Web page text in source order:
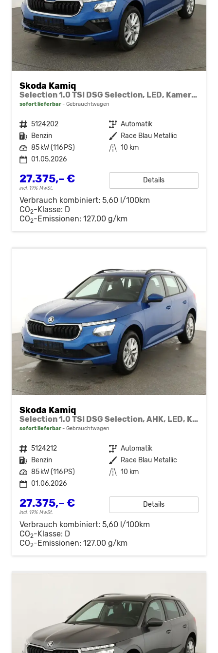
Skoda Kamiq
Selection 1.0 TSI DSG Selection, LED, Kamera, ACC, Side, Winter
sofort lieferbar Gebrauchtwagen
Fahrzeugnr. 5124202 Getriebe Automatik
Kraftstoff Benzin Außenfarbe Race Blau Metallic
Leistung 85 kW (116 PS) Kilometerstand 10 km
01.05.2026
27.375,– €
incl. 19% MwSt.
Details
Verbrauch kombiniert: 5,60 l/100km
CO2-Klasse: D
CO2-Emissionen: 127,00 g/km
Skoda Kamiq
Selection 1.0 TSI DSG Selection, AHK, LED, Kamera, Winter, 16-Zoll, 4 J.-Garantie
sofort lieferbar Gebrauchtwagen
Fahrzeugnr. 5124212 Getriebe Automatik
Kraftstoff Benzin Außenfarbe Race Blau Metallic
Leistung 85 kW (116 PS) Kilometerstand 10 km
01.06.2026
27.375,– €
incl. 19% MwSt.
Details
Verbrauch kombiniert: 5,60 l/100km
CO2-Klasse: D
CO2-Emissionen: 127,00 g/km